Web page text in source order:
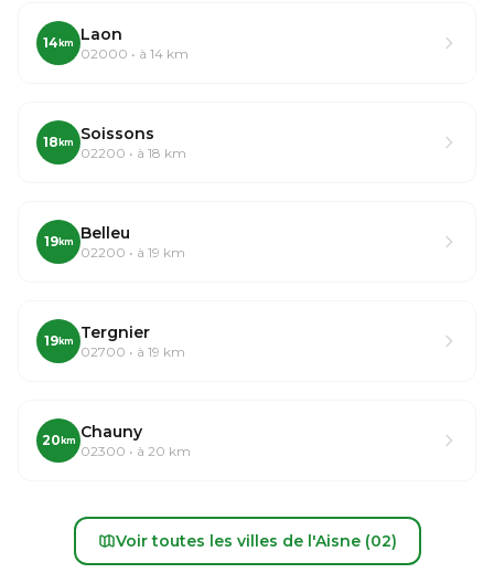
14 km Laon
02000 • à 14 km
18 km Soissons
02200 • à 18 km
19km Belleu
02200 • à 19 km
19km Tergnier
02700 • à 19 km
20 km Chauny
02300 • à 20 km
Voir toutes les villes de l'Aisne (02)